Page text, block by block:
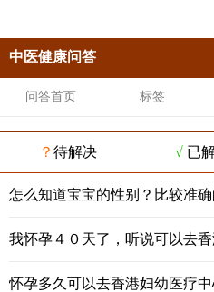
中医健康问答
问答首页 标签
？ 待解决 √ 已
怎么知道宝宝的性别？比较准
我怀孕４０天了，听说可以去
怀孕多久可以去香港妇幼医疗